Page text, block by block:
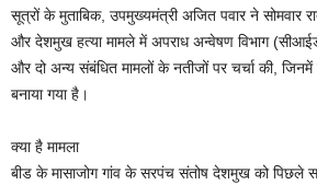
सूत्रों के मुताबिक, उपमुख्यमंत्री अजित पवार ने सोमवार
और देशमुख हत्या मामले में अपराध अन्वेषण विभाग
और दो अन्य संबंधित मामलों के नतीजों पर चर्चा की,
बनाया गया है।
क्या है मामला
बीड के मासाजोग गांव के सरपंच संतोष देशमुख को पिछले